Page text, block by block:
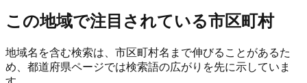
この地域で注目されている市区町村
地域名を含む検索は、市区町村名まで伸びることがあるた
め、都道府県ページでは検索語の広がりを先に示していま